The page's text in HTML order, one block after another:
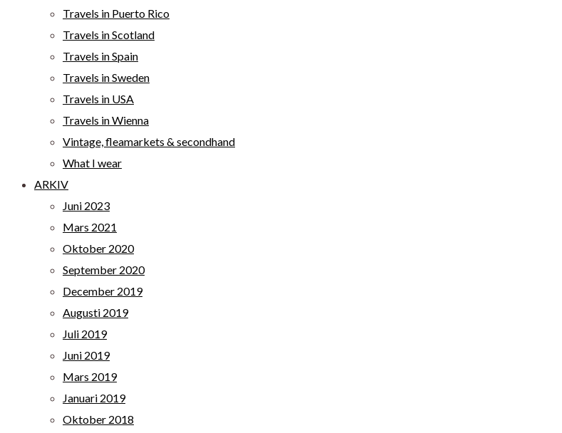
Travels in Puerto Rico
Travels in Scotland
Travels in Spain
Travels in Sweden
Travels in USA
Travels in Wienna
Vintage, fleamarkets & secondhand
What I wear
ARKIV
Juni 2023
Mars 2021
Oktober 2020
September 2020
December 2019
Augusti 2019
Juli 2019
Juni 2019
Mars 2019
Januari 2019
Oktober 2018